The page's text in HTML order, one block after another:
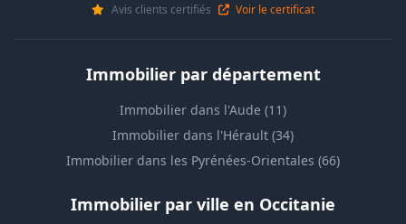
Avis clients certifiés Voir le certificat
Immobilier par département
Immobilier dans l'Aude (11)
Immobilier dans l'Hérault (34)
Immobilier dans les Pyrénées-Orientales (66)
Immobilier par ville en Occitanie